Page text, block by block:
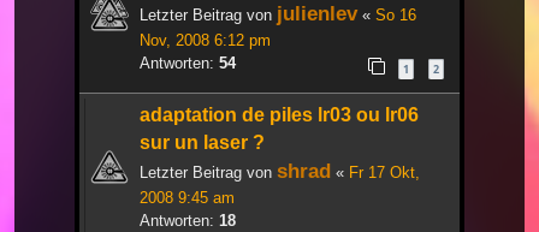
Letzter Beitrag von julienlev« So 16
Nov, 2008 6:12 pm
Antworten: 54 1 2
adaptation de piles lr03 ou lr06
sur un laser ?
Letzter Beitrag von shrad « Fr 17 Okt,
2008 9:45 am
Antworten: 18